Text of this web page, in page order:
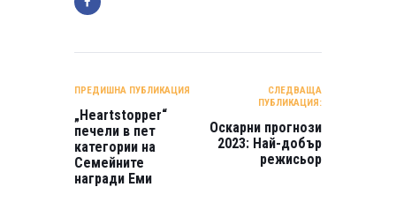
ПРЕДИШНА ПУБЛИКАЦИЯ
„Heartstopper“
печели в пет
категории на
Семейните
награди Еми
СЛЕДВАЩА
ПУБЛИКАЦИЯ:
Оскарни прогнози
2023: Най-добър
режисьор